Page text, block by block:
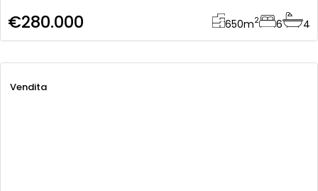
fabbricat
€280.000 650m2 6 4
Vendita